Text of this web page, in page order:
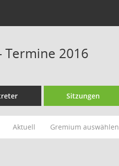
Termine 2016
Sitzungen
Aktuell Gremium auswählen